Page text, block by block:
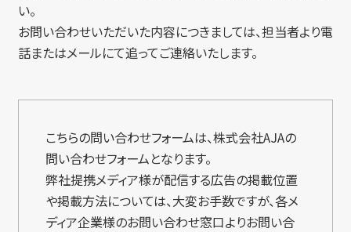
い。
お問い合わせいただいた内容につきましては、担当者より電
話またはメールにて追ってご連絡いたします。
こちらの問い合わせフォームは、株式会社AJAの
問い合わせフォームとなります。
弊社提携メディア様が配信する広告の掲載位置
や掲載方法については、大変お手数ですが、各メ
ディア企業様のお問い合わせ窓口よりお問い合